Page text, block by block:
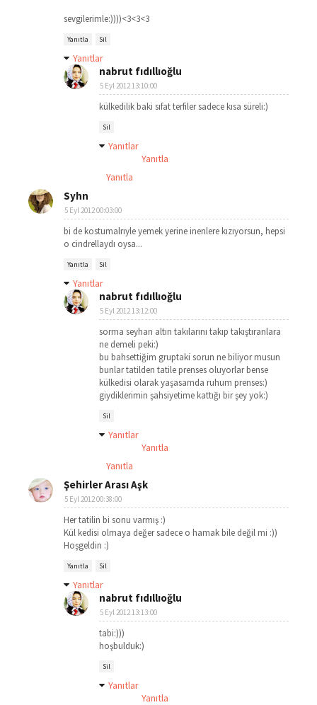
sevgilerimle:))))<3<3<3
Yanıtla Sil
Yanıtlar
nabrut fıdıllıoğlu
5 Eyl 2012 13:10:00
külkedilik baki sıfat terfiler sadece kısa süreli:)
Sil
Yanıtlar
Yanıtla
Yanıtla
Syhn
5 Eyl 2012 00:03:00
bi de kostumalrıyle yemek yerine inenlere kızıyorsun, hepsi
o cindrellaydı oysa...
Yanıtla Sil
Yanıtlar
nabrut fıdıllıoğlu
5 Eyl 2012 13:12:00
sorma seyhan altın takılarını takıp takıştıranlara
ne demeli peki:)
bu bahsettiğim gruptaki sorun ne biliyor musun
bunlar tatilden tatile prenses oluyorlar bense
külkedisi olarak yaşasamda ruhum prenses:)
giydiklerimin şahsiyetime kattığı bir şey yok:)
Sil
Yanıtlar
Yanıtla
Yanıtla
Şehirler Arası Aşk
5 Eyl 2012 00:38:00
Her tatilin bi sonu varmış :)
Kül kedisi olmaya değer sadece o hamak bile değil mi :))
Hoşgeldin :)
Yanıtla Sil
Yanıtlar
nabrut fıdıllıoğlu
5 Eyl 2012 13:13:00
tabi:)))
hoşbulduk:)
Sil
Yanıtlar
Yanıtla